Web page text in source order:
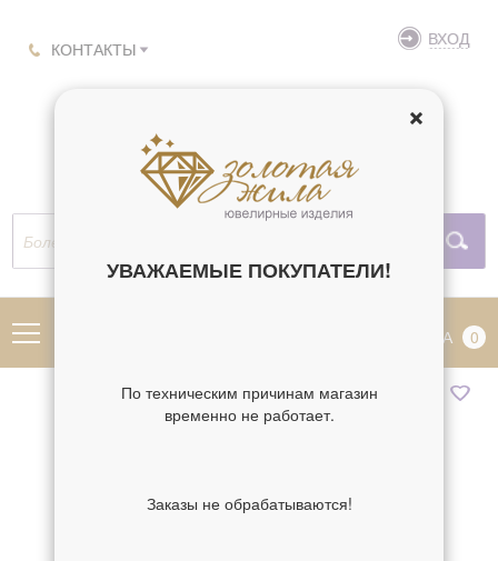
КОНТАКТЫ ВХОД
КОРЗИНА 0
УВАЖАЕМЫЕ ПОКУПАТЕЛИ!
По техническим причинам магазин
временно не работает.
Заказы не обрабатываются!